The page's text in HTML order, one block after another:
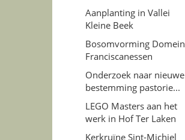
Aanplanting in Vallei
Kleine Beek
Bosomvorming Domein
Franciscanessen
Onderzoek naar nieuwe
bestemming pastorie...
LEGO Masters aan het
werk in Hof Ter Laken
Kerkruïne Sint-Michiel